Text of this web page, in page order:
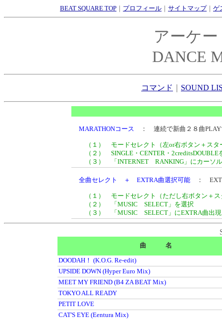
BEAT SQUARE TOP ｜ プロフィール ｜ サイトマップ｜ ゲ
アーケ
DANCE
コマンド SOUND
MARATHONコース ： 連続で新曲２８曲PLAY
（１） モードセレクト（左or右ボタン＋スタ
（２） SINGLE・CENTER・2creditsDOUBLE
（３） 「INTERNET RANKING」にカーソル
全曲セレクト ＋ EXTRA曲選択可能 ：
（１） モードセレクト（ただし右ボタン＋
（２） 「MUSIC SELECT」を選択
（３） 「MUSIC SELECT」にEXTRA曲出現
曲 名
DOODAH！ (K.O.G. Re-edit)
UPSIDE DOWN (Hyper Euro Mix)
MEET MY FRIEND (B4 ZA BEAT Mix)
TOKYO ALL READY
PETIT LOVE
CAT'S EYE (Eentura Mix)